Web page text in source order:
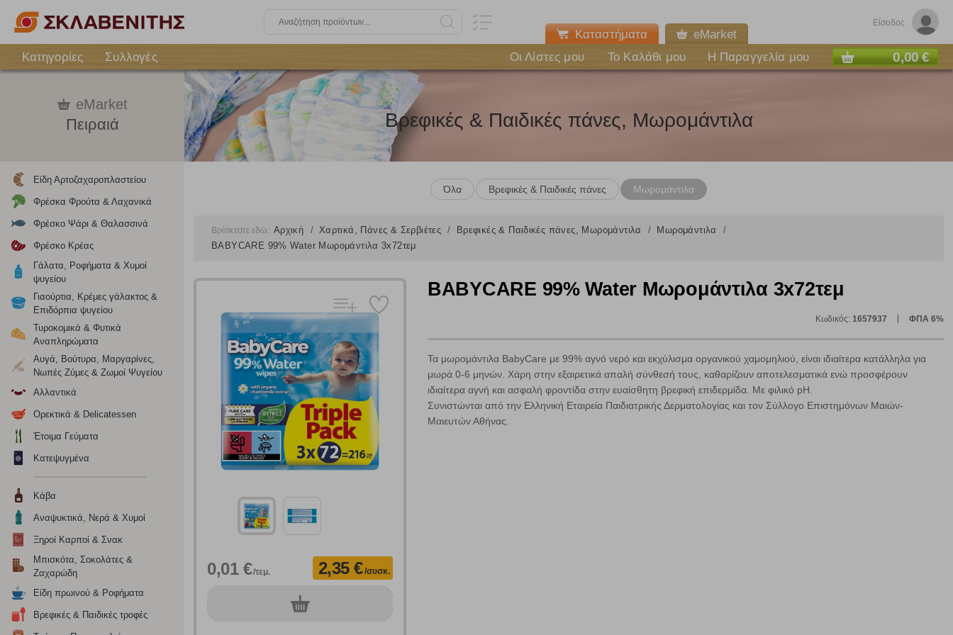
Είσοδος
Καταστήματα
eMarket
Κατηγορίες
Συλλογές Οι Λίστες μου Το Καλάθι μου Η Παραγγελία μου 0,00 €
eMarket
Πειραιά
Είδη Αρτοζαχαροπλαστείου
Φρέσκα Φρούτα & Λαχανικά
Φρέσκο Ψάρι & Θαλασσινά
Φρέσκο Κρέας
Γάλατα, Ροφήματα & Χυμοί
ψυγείου
Γιαούρτια, Κρέμες γάλακτος &
Επιδόρπια ψυγείου
Τυροκομικά & Φυτικά
Αναπληρώματα
Αυγά, Βούτυρα, Μαργαρίνες,
Νωπές Ζύμες & Ζωμοί Ψυγείου
Αλλαντικά
Ορεκτικά & Delicatessen
Έτοιμα Γεύματα
Κατεψυγμένα
Κάβα
Αναψυκτικά, Νερά & Χυμοί
Ξηροί Καρποί & Σνακ
Μπισκότα, Σοκολάτες &
Ζαχαρώδη
Είδη πρωινού & Ροφήματα
Βρεφικές & Παιδικές τροφές
Βρεφικές & Παιδικές πάνες, Μωρομάντιλα
Όλα Βρεφικές & Παιδικές πάνες Μωρομάντιλα
Βρίσκεστε εδώ: Αρχική Χαρτικά, Πάνες & Σερβιέτες Βρεφικές & Παιδικές πάνες, Μωρομάντιλα
Μωρομάντιλα
BABYCARE 99% Water Μωρομάντιλα 3x72τεμ
0,01 €/τεμ. 2,35 €/συσκ.
0συσκ.
BABYCARE 99% Water Μωρομάντιλα 3x72τεμ
Κωδικός: 1657937 ΦΠΑ 6%
Τα μωρομάντιλα BabyCare με 99% αγνό νερό και εκχύλισμα οργανικού χαμομηλιού, είναι ιδιαίτερα κατάλληλα για
μωρά 0-6 μηνών. Χάρη στην εξαιρετικά απαλή σύνθεσή τους, καθαρίζουν αποτελεσματικά ενώ προσφέρουν
ιδιαίτερα αγνή και ασφαλή φροντίδα στην ευαίσθητη βρεφική επιδερμίδα. Με φιλικό pH.
Συνιστώνται από την Ελληνική Εταιρεία Παιδιατρικής Δερματολογίας και τον Σύλλογο Επιστημόνων Μαιών-
Μαιευτών Αθήνας.
Πολλαπλή αναζήτηση
Χρησιμοποιήστε τη για πιο γρήγορη αναζήτηση προϊόντων.
Γράψτε τα προϊόντα που επιθυμείτε, με κόμμα ανάμεσά τους, και κάντε
όλες τις Κατηγορίες και για κάθε προϊόν.
Ρυθμίσεις Cookies
Κατά την απλή περιήγηση ή/και χρήση του ιστότοπου συλλέγουμε αυτόματα δεδομένα σύνδεσης και πληροφορίες σχετικές με την περιήγησή σας, οι οποίες είναι μη εξατομικευμένες και σπάνια
περιέχουν προσωποποιημένα χαρακτηριστικά που υποδεικνύουν την ταυτότητά σας. Τα cookies είναι μικρά αρχεία κειμένου τα οποία, μέσω του προγράμματος περιήγησης εγκαθίστανται στον
υπολογιστή ή την ηλεκτρονική συσκευή σας, προσθέτοντας λειτουργικότητα στην ιστοσελίδα και βελτιώνοντας την εμπειρία περιήγησης ή, εφ΄ όσον το επιλέξετε, απομνημονεύοντας τις προτιμήσεις
σας. Η κατηγορία των απολύτως απαραίτητων cookies για την ομαλή λειτουργία του ιστότοπου είναι η μόνη ενεργοποιημένη. Έχετε τη δυνατότητα να επιλέξετε τις λοιπές κατηγορίες κάνοντας κλικ στο
σας ή/και της χρήσης των υπηρεσιών μας. Δείτε περισσότερα
Τα λειτουργικά cookies επιτρέπουν την παροχή βελτιωμένων λειτουργιών και εξατομίκευσης, όπως π.χ. ζωντανή συνομιλία. Μπορούν να ορισθούν από εμάς ή /και από τρίτους παρόχους, των
οποίων τις υπηρεσίες έχουμε επιλέξει. Αν δεν επιτρέψετε την αποδοχή αυτής της κατηγορίας cookies, ορισμένες ή όλες από αυτές τις λειτουργίες ενδέχεται να μην λειτουργούν σωστά.